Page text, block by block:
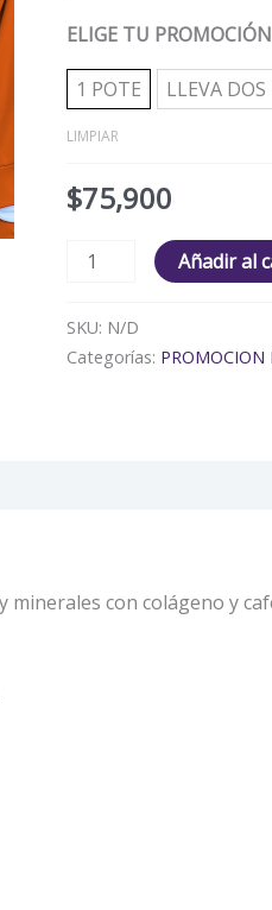
ELIGE TU PROMOCIÓN
1 POTE LLEVA DOS
LIMPIAR
$75,900
Añadir al
SKU: N/D
Categorías: PROMOCION
minerales con colágeno y